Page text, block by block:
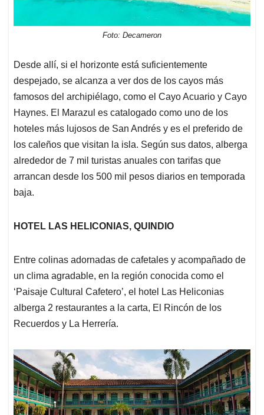
Foto: Decameron
Desde allí, si el horizonte está suficientemente
despejado, se alcanza a ver dos de los cayos más
famosos del archipiélago, como el Cayo Acuario y Cayo
Haynes. El Marazul es catalogado como uno de los
hoteles más lujosos de San Andrés y es el preferido de
los caleños que visitan la isla. Según sus datos, alberga
alrededor de 7 mil turistas anuales con tarifas que
arrancan desde los 500 mil pesos diarios en temporada
baja.
HOTEL LAS HELICONIAS, QUINDIO
Entre colinas adornadas de cafetales y acompañado de
un clima agradable, en la región conocida como el
‘Paisaje Cultural Cafetero’, el hotel Las Heliconias
alberga 2 restaurantes a la carta, El Rincón de los
Recuerdos y La Herrería.